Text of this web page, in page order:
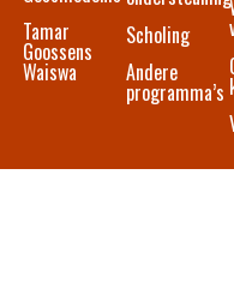
Tamar
Goossens
Waiswa
Scholing
Andere
programma’s